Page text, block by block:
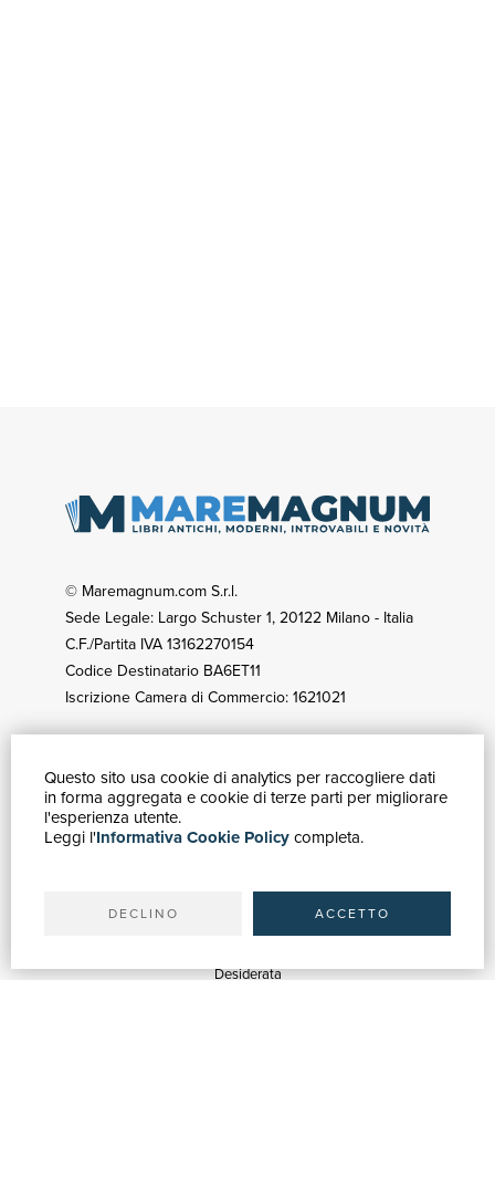
Questo sito usa cookie di analytics per raccogliere dati
in forma aggregata e cookie di terze parti per migliorare
l'esperienza utente.
Leggi l'Informativa Cookie Policycompleta.
DECLINO ACCETTO
© Maremagnum.com S.r.l.
Sede Legale: Largo Schuster 1, 20122 Milano - Italia
C.F./Partita IVA 13162270154
Codice Destinatario BA6ET11
Iscrizione Camera di Commercio: 1621021
GUIDA ACQUISTI
Catalogo
Ricerca avanzata
Spedizioni
Desiderata